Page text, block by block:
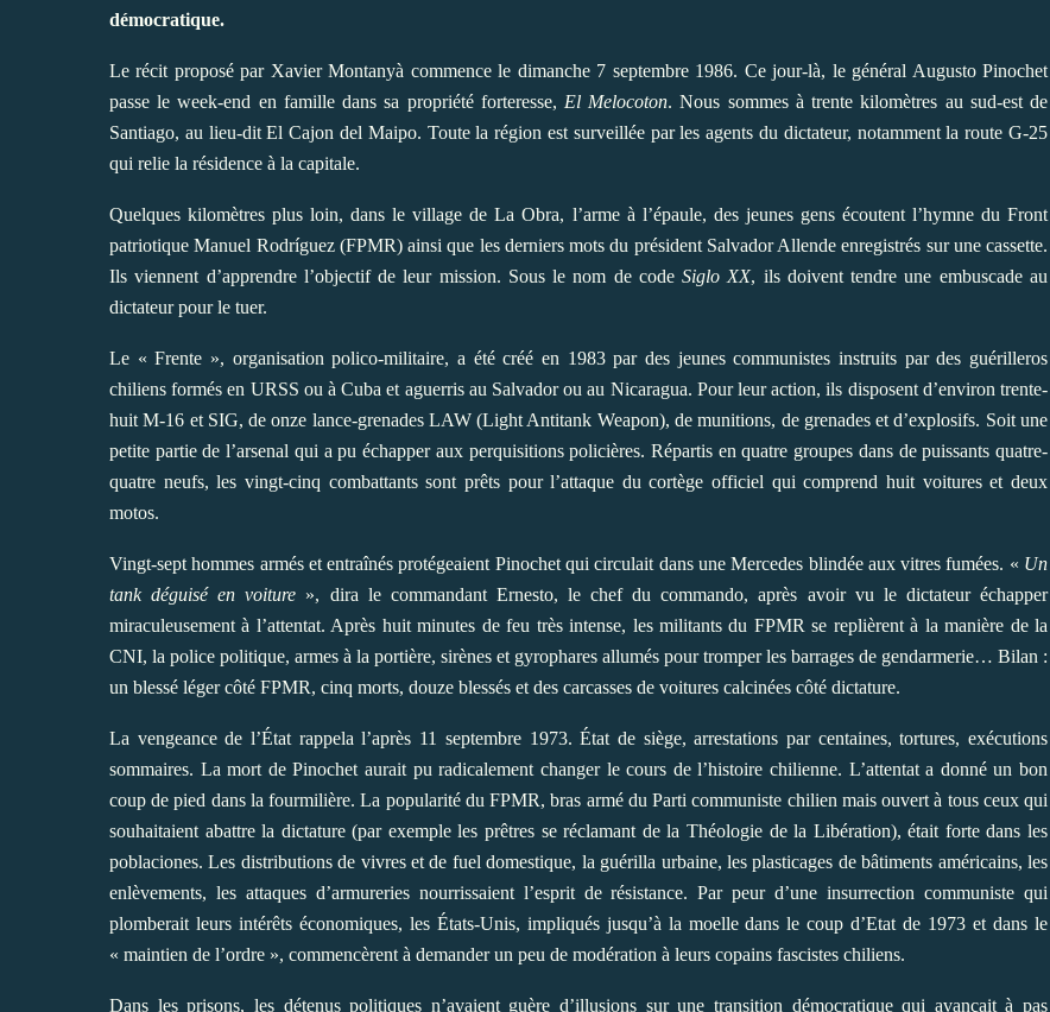
démocratique.
Le récit proposé par Xavier Montanyà commence le dimanche 7 septembre 1986. Ce jour-là, le général Augusto Pinochet
passe le week-end en famille dans sa propriété forteresse, El Melocoton. Nous sommes à trente kilomètres au sud-est de
Santiago, au lieu-dit El Cajon del Maipo. Toute la région est surveillée par les agents du dictateur, notamment la route G-25
qui relie la résidence à la capitale.
Quelques kilomètres plus loin, dans le village de La Obra, l’arme à l’épaule, des jeunes gens écoutent l’hymne du Front
patriotique Manuel Rodríguez (FPMR) ainsi que les derniers mots du président Salvador Allende enregistrés sur une cassette.
Ils viennent d’apprendre l’objectif de leur mission. Sous le nom de codeSiglo XX, ils doivent tendre une embuscade au
dictateur pour le tuer.
Le « Frente », organisation polico-militaire, a été créé en 1983 par des jeunes communistes instruits par des guérilleros
chiliens formés en URSS ou à Cuba et aguerris au Salvador ou au Nicaragua. Pour leur action, ils disposent d’environ trente-
huit M-16 et SIG, de onze lance-grenades LAW (Light Antitank Weapon), de munitions, de grenades et d’explosifs. Soit une
petite partie de l’arsenal qui a pu échapper aux perquisitions policières. Répartis en quatre groupes dans de puissants quatre-
quatre neufs, les vingt-cinq combattants sont prêts pour l’attaque du cortège officiel qui comprend huit voitures et deux
motos.
Vingt-sept hommes armés et entraînés protégeaient Pinochet qui circulait dans une Mercedes blindée aux vitres fumées. « Un
tank déguisé en voiture », dira le commandant Ernesto, le chef du commando, après avoir vu le dictateur échapper
miraculeusement à l’attentat. Après huit minutes de feu très intense, les militants du FPMR se replièrent à la manière de la
CNI, la police politique, armes à la portière, sirènes et gyrophares allumés pour tromper les barrages de gendarmerie… Bilan :
un blessé léger côté FPMR, cinq morts, douze blessés et des carcasses de voitures calcinées côté dictature.
La vengeance de l’État rappela l’après 11 septembre 1973. État de siège, arrestations par centaines, tortures, exécutions
sommaires. La mort de Pinochet aurait pu radicalement changer le cours de l’histoire chilienne. L’attentat a donné un bon
coup de pied dans la fourmilière. La popularité du FPMR, bras armé du Parti communiste chilien mais ouvert à tous ceux qui
souhaitaient abattre la dictature (par exemple les prêtres se réclamant de la Théologie de la Libération), était forte dans les
poblaciones. Les distributions de vivres et de fuel domestique, la guérilla urbaine, les plasticages de bâtiments américains, les
enlèvements, les attaques d’armureries nourrissaient l’esprit de résistance. Par peur d’une insurrection communiste qui
plomberait leurs intérêts économiques, les États-Unis, impliqués jusqu’à la moelle dans le coup d’Etat de 1973 et dans le
« maintien de l’ordre », commencèrent à demander un peu de modération à leurs copains fascistes chiliens.
Dans les prisons, les détenus politiques n’avaient guère d’illusions sur une transition démocratique qui avançait à pas